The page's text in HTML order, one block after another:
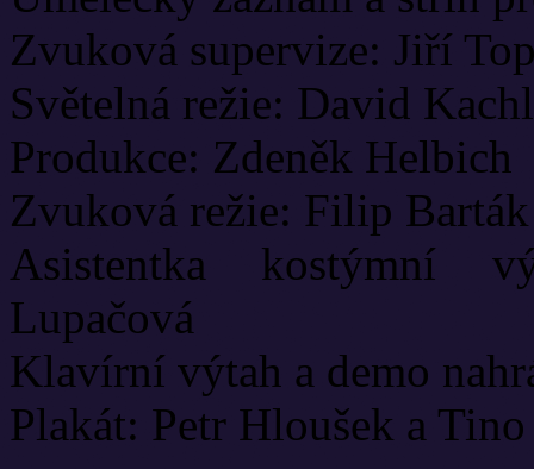
Zvuková supervize: Jiří
Světelná režie: David
Produkce: Zdeněk Helbich
Zvuková režie: Filip Barták
Asistentka kostýmní
Lupačová
Klavírní výtah a demo
Plakát: Petr Hloušek a